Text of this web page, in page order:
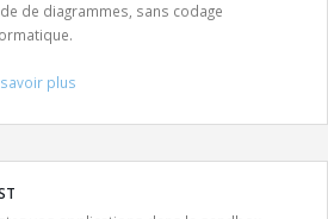
de diagrammes, sans codage
savoir plus